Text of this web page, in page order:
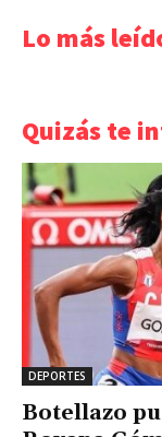
Lo más
Quizás te
DEPORTES
Botellazo